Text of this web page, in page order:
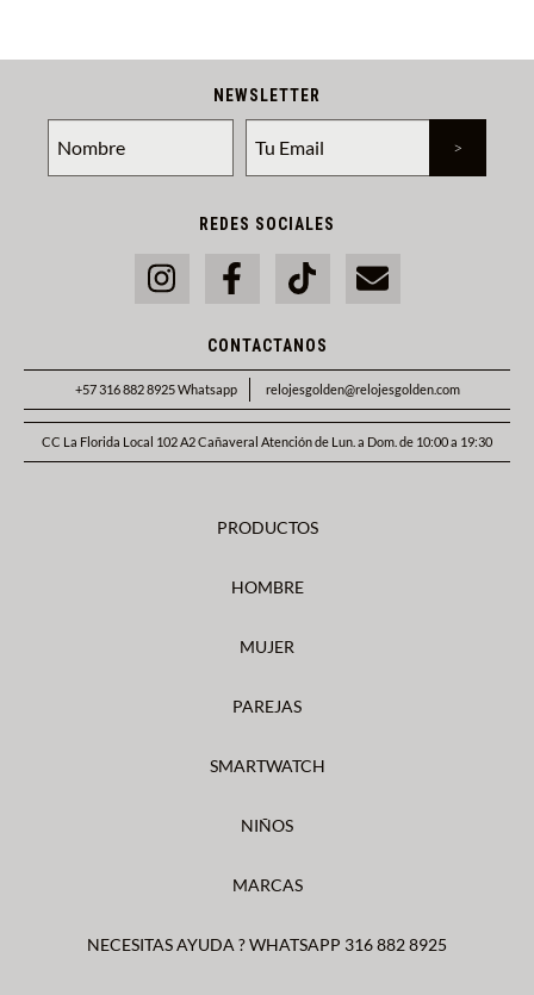
NEWSLETTER
REDES SOCIALES
CONTACTANOS
+57 316 882 8925 Whatsapp relojesgolden@relojesgolden.com
CC La Florida Local 102 A2 Cañaveral Atención de Lun. a Dom. de 10:00 a 19:30
PRODUCTOS
HOMBRE
MUJER
PAREJAS
SMARTWATCH
NIÑOS
MARCAS
NECESITAS AYUDA ? WHATSAPP 316 882 8925